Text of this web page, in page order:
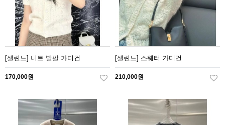
[셀린느] 니트 발팔 가디건
170,000원
[셀린느] 스웨터 가디건
210,000원